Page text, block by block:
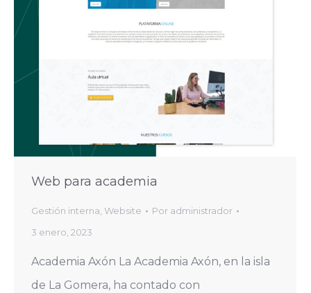
Web para academia
Gestión interna Website Por administrador
3 enero, 2023
Academia Axón La Academia Axón, en la isla
de La Gomera, ha contado con